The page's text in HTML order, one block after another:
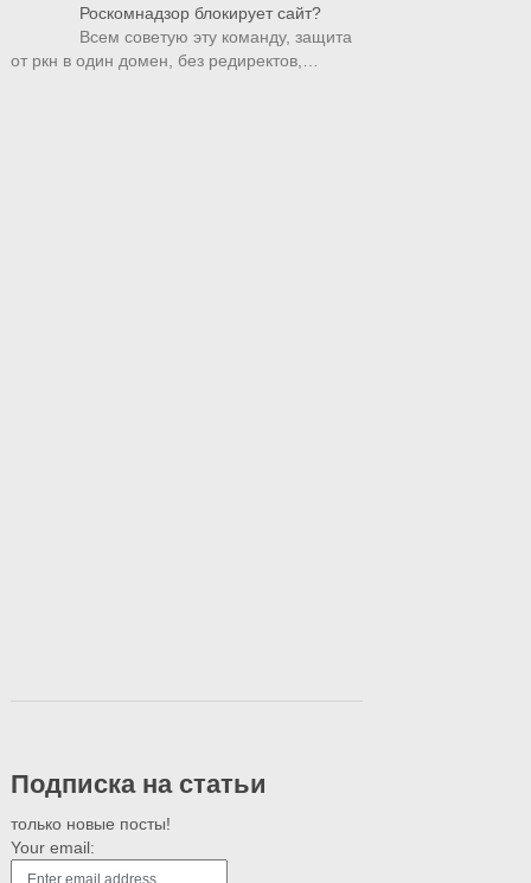
Роскомнадзор блокирует сайт?
Всем советую эту команду, защита
от ркн в один домен, без редиректов,…
Подписка на статьи
только новые посты!
Your email: